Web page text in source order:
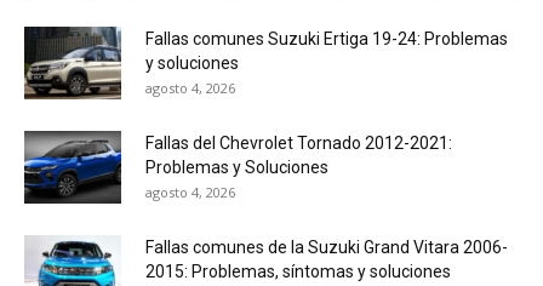
Fallas comunes Suzuki Ertiga 19-24: Problemas
y soluciones
agosto 4, 2026
Fallas del Chevrolet Tornado 2012-2021:
Problemas y Soluciones
agosto 4, 2026
Fallas comunes de la Suzuki Grand Vitara 2006-
2015: Problemas, síntomas y soluciones